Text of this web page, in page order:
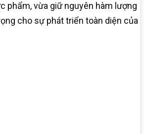
phẩm, vừa giữ nguyên hàm lượng
cho sự phát triển toàn diện của